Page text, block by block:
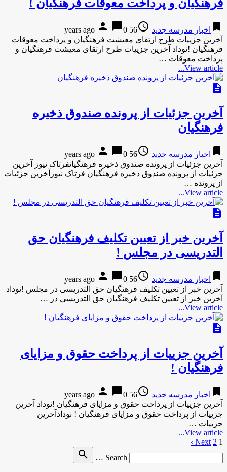
فرهنگیان و پرداخت معوقات فرهنگیان !
bookmark اخبار مدرسه جدید access_time
56 years ago
person chat_bubble0
آخرین جزییات طرح ارتقای معیشت فرهنگیان و پرداخت معوقات
فرهنگیان !نوداد آخرین جزییات طرح ارتقای معیشت فرهنگیان و
پرداخت معوقات …
View article...
description
آخرین جزئیات از پرونده صندوق ذخیره
فرهنگیان
bookmark اخبار مدرسه جدید access_time
56 years ago
person chat_bubble0
آخرین جزئیات از پرونده صندوق ذخیره فرهنگیانفرتاک نیوز آخرین
جزئیات از پرونده صندوق ذخیره فرهنگیان فرتاک نیوزآخرین جزئیات
از پرونده …
View article...
description
آخرین خبر از تعیین تکلیف فرهنگیان حق
التدریسی در مجلس !
bookmark اخبار مدرسه جدید access_time
56 years ago
person chat_bubble0
آخرین خبر از تعیین تکلیف فرهنگیان حق التدریسی در مجلس !نوداد
آخرین خبر از تعیین تکلیف فرهنگیان حق التدریسی در …
View article...
description
آخرین جزییات از پرداخت حقوق و مزایای
فرهنگیان !
bookmark اخبار مدرسه جدید access_time
56 years ago
person chat_bubble0
آخرین جزییات از پرداخت حقوق و مزایای فرهنگیان !نوداد آخرین
جزییات از پرداخت حقوق و مزایای فرهنگیان ! نودادآخرین
جزییات …
View article...
صفحه‌بندی
1
2
Next ›
Search …
search